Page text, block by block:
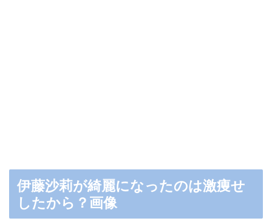
伊藤沙莉が綺麗になったのは激痩せ
したから？画像